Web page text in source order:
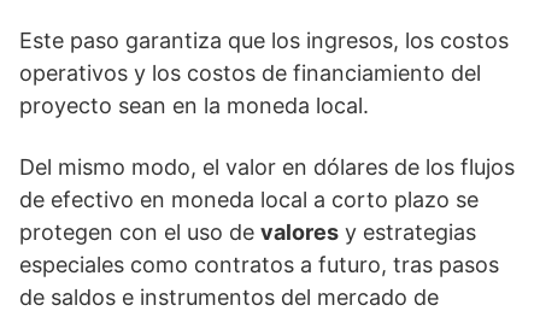
Este paso garantiza que los ingresos, los costos
operativos y los costos de financiamiento del
proyecto sean en la moneda local.
Del mismo modo, el valor en dólares de los flujos
de efectivo en moneda local a corto plazo se
protegen con el uso de valores y estrategias
especiales como contratos a futuro, tras pasos
de saldos e instrumentos del mercado de